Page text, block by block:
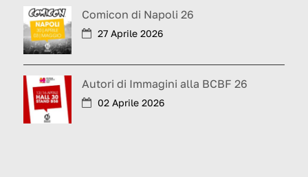
Comicon di Napoli 26
27 Aprile 2026
Autori di Immagini alla BCBF 26
02 Aprile 2026